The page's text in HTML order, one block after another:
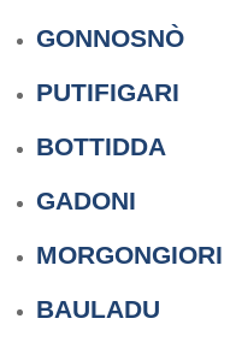
GONNOSNÒ
PUTIFIGARI
BOTTIDDA
GADONI
MORGONGIORI
BAULADU